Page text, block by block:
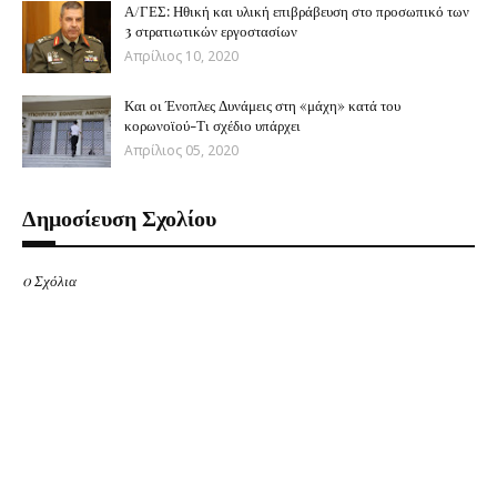
Α/ΓΕΣ: Ηθική και υλική επιβράβευση στο προσωπικό των
3 στρατιωτικών εργοστασίων
Απρίλιος 10, 2020
Και οι Ένοπλες Δυνάμεις στη «μάχη» κατά του
κορωνοϊού-Τι σχέδιο υπάρχει
Απρίλιος 05, 2020
Δημοσίευση Σχολίου
0 Σχόλια